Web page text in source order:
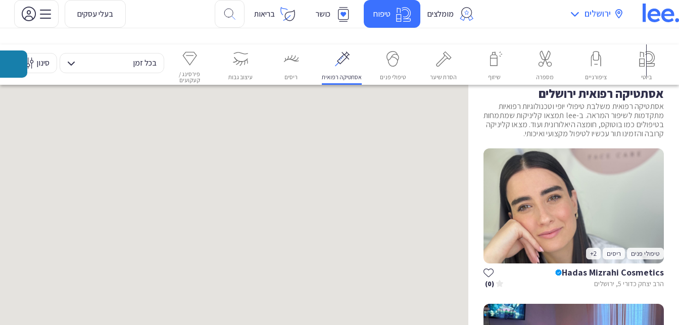
ירושלים מומלצים טיפוח כושר בריאות בעלי עסקים
ביוטי ציפורניים מספרה שיזוף הסרת שיער טיפולי פנים אסתטיקה רפואית ריסים עיצוב גבות
פירסינג /
קעקועים
אסתטיקה דנטלית
בכל זמן סינון
אסתטיקה רפואית ירושלים
אסתטיקה רפואית משלבת טיפולי יופי וטכנולוגיות רפואיות
מתקדמות לשיפור המראה. ב-lee תמצאו קליניקות שמתמחות
בטיפולים כמו בוטוקס, חומצה היאלורונית ועוד. מצאו קליניקה
קרובה והזמינו תור עכשיו לטיפול מקצועי ואיכותי.
טיפולי פנים ריסים +2
Hadas Mizrahi Cosmetics
הרב יצחק כדורי 5, ירושלים (0)